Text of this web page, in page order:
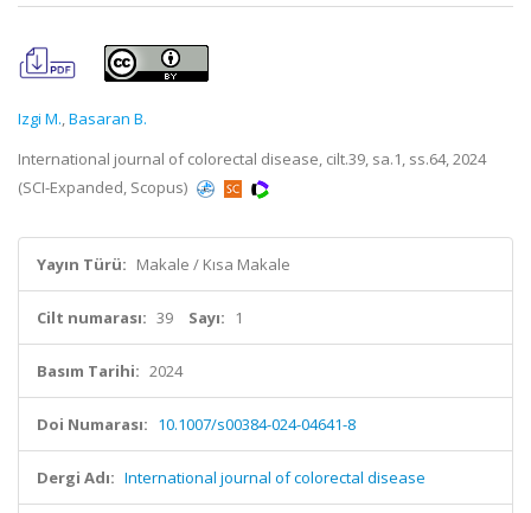
Izgi M.,Basaran B.
International journal of colorectal disease, cilt.39, sa.1, ss.64, 2024
(SCI-Expanded, Scopus)
Yayın Türü: Makale / Kısa Makale
Cilt numarası: 39 Sayı: 1
Basım Tarihi: 2024
Doi Numarası: 10.1007/s00384-024-04641-8
Dergi Adı: International journal of colorectal disease